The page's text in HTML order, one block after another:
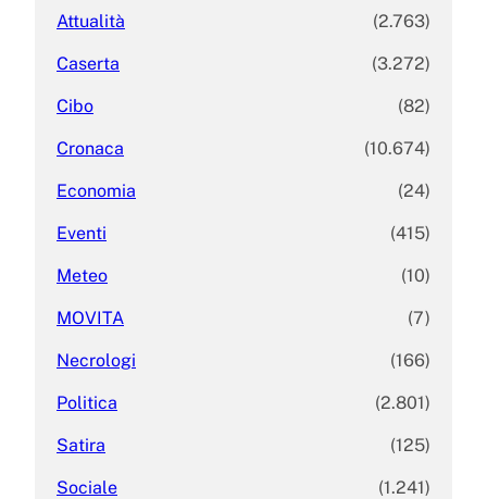
Attualità (2.763)
Caserta (3.272)
Cibo (82)
Cronaca (10.674)
Economia (24)
Eventi (415)
Meteo (10)
MOVITA (7)
Necrologi (166)
Politica (2.801)
Satira (125)
Sociale (1.241)